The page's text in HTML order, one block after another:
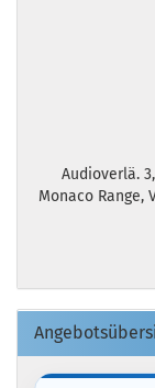
Audioverlä.
Monaco Range,